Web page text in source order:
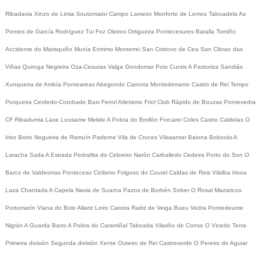
Ribadavia Xinzo de Limia Soutomaior Campo Lameiro Monforte de Lemos Taboadela As
Pontes de García Rodríguez Tui Foz Oleiros Ortigueira Pontecesures Baralla Tomiño
Accidente do Marisquiño Muxía Entrimo Monterrei San Cristovo de Cea San Cibrao das
Viñas Quiroga Negreira Oza-Cesuras Valga Gondomar Poio CuntisA Pastoriza Sandiás
Xunqueira de Ambía PonteareasAbegondo Carnota Montederramo Castro de Rei Tempo
Porqueira Cerdedo-Cotobade Baxi FerrolAtletismo Friol Club Rápido de Bouzas Pontevedra
CF Ribadumia Laxe Lousame Melide A Pobra do Brollón Forcarei Coles Castro Caldelas O
Irixo Boiro Nogueira de Ramuín Paderne Vila de Cruces Vilasantar Baiona BoborásA
Laracha Sada A Estrada Pedrafita do Cebreiro Narón Carballedo Cedeira Porto do Son O
Barco de Valdeorras Ponteceso Ciclismo Folgoso do Courel Caldas de Reis Vilalba Irixoa
Laza Chantada A Capela Navia de Suarna Pazos de Borbén Sober O Rosal Mazaricos
Portomarín Viana do Bolo Allariz Leiro Catoira Rairiz de Veiga Bueu Vedra Pontedeume
Nigrán A Guarda Barro A Pobra do Caramiñal Taboada Vilariño de Conso O Vicedo Tenis
Primeira división Segunda división Xente Outeiro de Rei Castroverde O Pereiro de Aguiar